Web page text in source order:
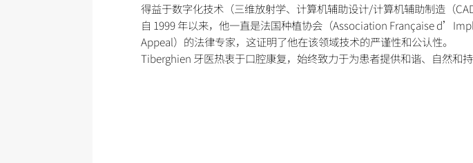
得益于数字化技术（三维放射学、计算机辅助设计/计算机辅助制造（
自 1999 年以来，他一直是法国种植协会（Association Française
Appeal）的法律专家，这证明了他在该领域技术的严谨性和公认性。
Tiberghien 牙医热衷于口腔康复，始终致力于为患者提供和谐、自然和持